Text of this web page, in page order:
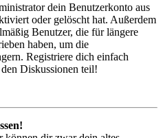
dein Benutzerkonto aus
oder gelöscht hat. Außerdem
Benutzer, die für längere
haben, um die
Registriere dich einfach
Diskussionen teil!